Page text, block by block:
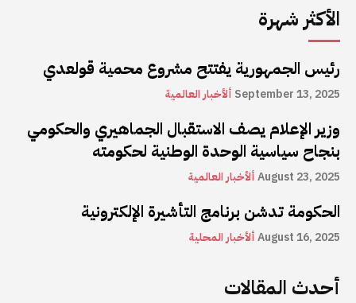
الأكثر شهرة
رئيس الجمهورية يفتتح مشروع محمية قولعدي
ألأخبار العالمية September 13, 2025
وزير الإعلام يصف الاستقبال الجماهيري والحكومي
بنجاح سياسية الوحدة الوطنية لحكومته
ألأخبار العالميةAugust 23, 2025
الحكومة تدشن برنامج التأشيرة الإلكترونية
ألأخبار المحليةAugust 16, 2025
أحدث المقالات